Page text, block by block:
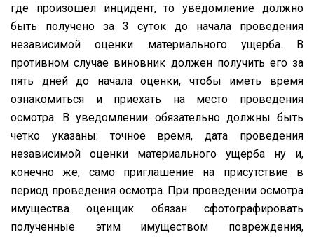
где произошел инцидент, то уведомление должно
быть получено за 3 суток до начала проведения
независимой оценки материального ущерба. В
противном случае виновник должен получить его за
пять дней до начала оценки, чтобы иметь время
ознакомиться и приехать на место проведения
осмотра. В уведомлении обязательно должны быть
четко указаны: точное время, дата проведения
независимой оценки материального ущерба ну и,
конечно же, само приглашение на присутствие в
период проведения осмотра. При проведении осмотра
имущества оценщик обязан сфотографировать
полученные этим имуществом повреждения,